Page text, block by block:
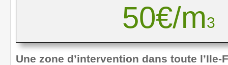
50€/m3
Une zone d’intervention dans toute l’Ile-